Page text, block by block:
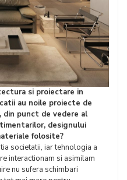
si proiectare in
au noile proiecte de
punct de vedere al
designului
folosite?
societatii, iar tehnologia a
interactionam si asimilam
nu sufera schimbari